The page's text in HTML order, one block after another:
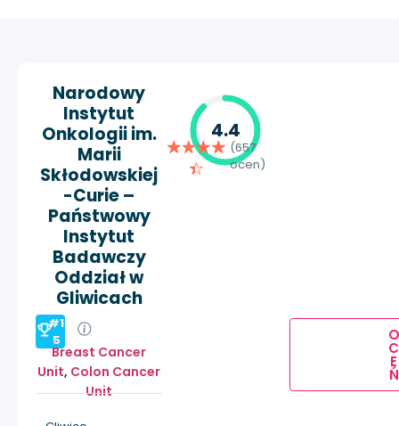
Narodowy
Instytut
Onkologii im.
Marii
Skłodowskiej
-Curie –
Państwowy
Instytut
Badawczy
Oddział w
Gliwicach
#1
5
Breast Cancer
Unit, Colon Cancer
Unit
4.4
(657
ocen)
O
C
E
Ń